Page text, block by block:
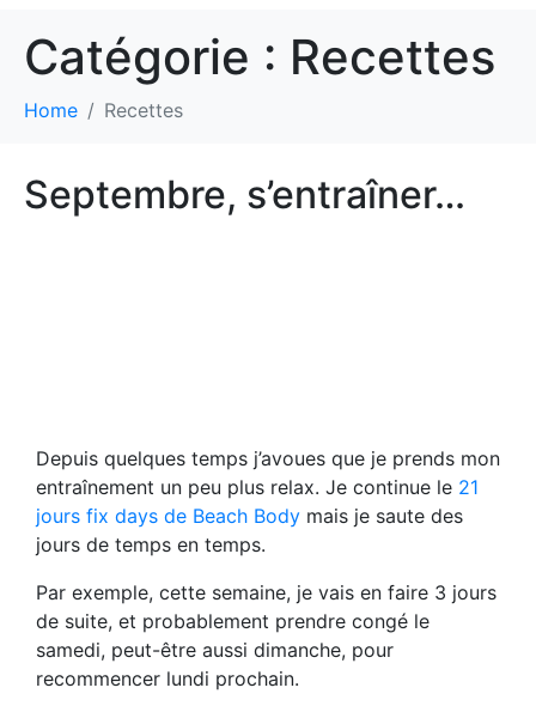
Catégorie : Recettes
Home Recettes
Septembre, s’entraîner…
Depuis quelques temps j’avoues que je prends mon
entraînement un peu plus relax. Je continue le 21
jours fix days de Beach Body mais je saute des
jours de temps en temps.
Par exemple, cette semaine, je vais en faire 3 jours
de suite, et probablement prendre congé le
samedi, peut-être aussi dimanche, pour
recommencer lundi prochain.